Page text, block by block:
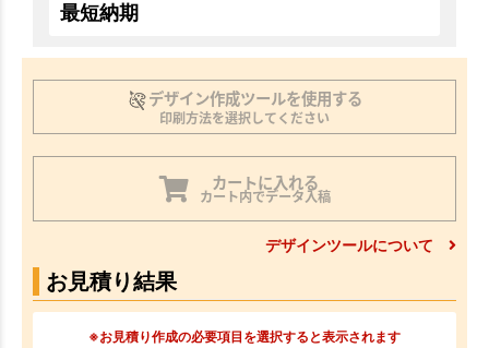
最短納期
デザイン作成ツールを使用する
印刷方法を選択してください
カートに入れる
カート内でデータ入稿
デザインツールについて
お見積り結果
※お見積り作成の必要項目を選択すると表示されます